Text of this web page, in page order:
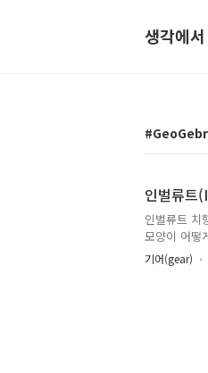
생각에
인벌류트
인벌류트 치
모양이 어떻
니다. 지오
https://
https://
기어(gear)